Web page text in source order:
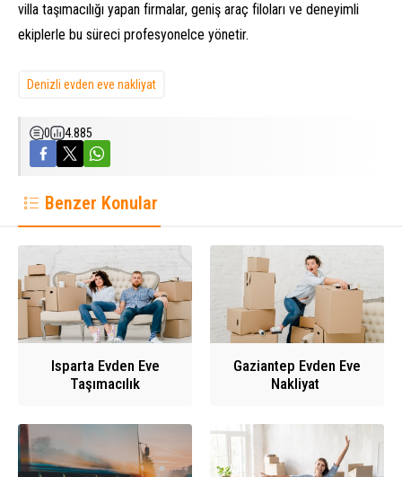
villa taşımacılığı yapan firmalar, geniş araç filoları ve deneyimli
ekiplerle bu süreci profesyonelce yönetir.
Denizli evden eve nakliyat
0 4.885
Benzer Konular
Isparta Evden Eve
Taşımacılık
Gaziantep Evden Eve
Nakliyat